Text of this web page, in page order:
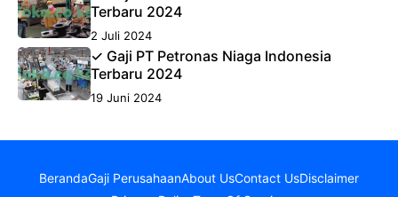
Terbaru 2024
2 Juli 2024
✓ Gaji PT Petronas Niaga Indonesia
Terbaru 2024
19 Juni 2024
BerandaGaji PerusahaanAbout UsContact UsDisclaimer